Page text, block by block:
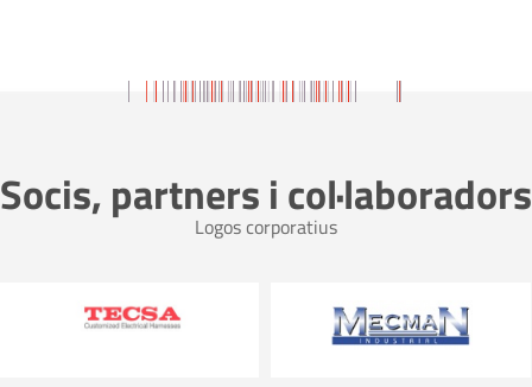
Socis, partners i col·laboradors
Logos corporatius